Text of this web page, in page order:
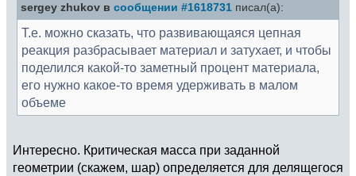
sergey zhukov в сообщении #1618731 писал(а):
Т.е. можно сказать, что развивающаяся цепная
реакция разбрасывает материал и затухает, и чтобы
поделился какой-то заметный процент материала,
его нужно какое-то время удерживать в малом
объеме
Интересно. Критическая масса при заданной
геометрии (скажем, шар) определяется для делящегося